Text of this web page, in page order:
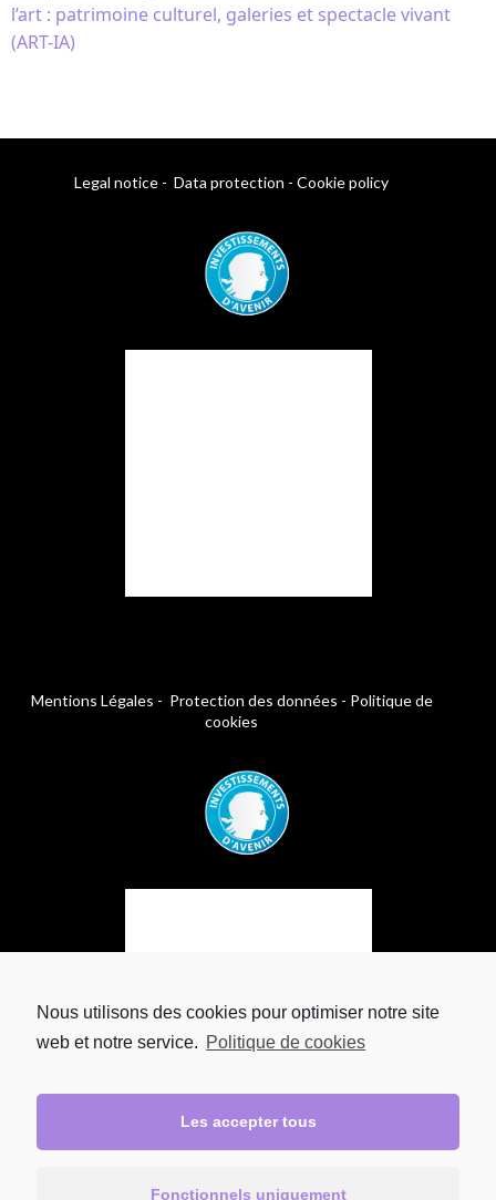
Nous utilisons des cookies pour optimiser notre site
web et notre service. Politique de cookies
Les accepter tous
Fonctionnels uniquement
l’art : patrimoine culturel, galeries et spectacle vivant
(ART-IA)
Legal notice - Data protection - Cookie policy
Mentions Légales - Protection des données - Politique de
cookies